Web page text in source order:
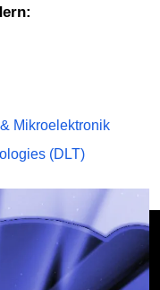
Mikroelektronik
(DLT)